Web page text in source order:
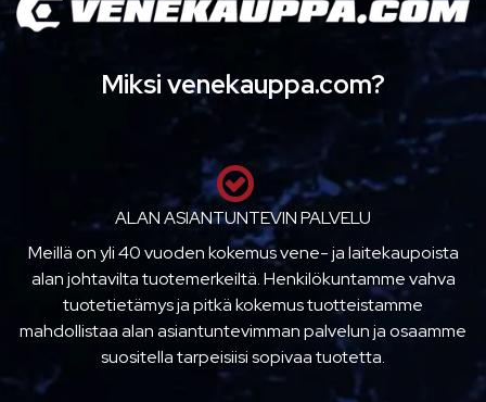
Miksi venekauppa.com?
ALAN ASIANTUNTEVIN PALVELU
Meillä on yli 40 vuoden kokemus vene- ja laitekaupoista
alan johtavilta tuotemerkeiltä. Henkilökuntamme vahva
tuotetietämys ja pitkä kokemus tuotteistamme
mahdollistaa alan asiantuntevimman palvelun ja osaamme
suositella tarpeisiisi sopivaa tuotetta.